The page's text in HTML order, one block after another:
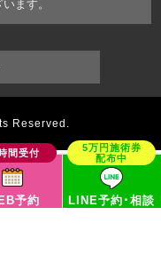
ます。
予約 LINE予約･相談
Reserved.